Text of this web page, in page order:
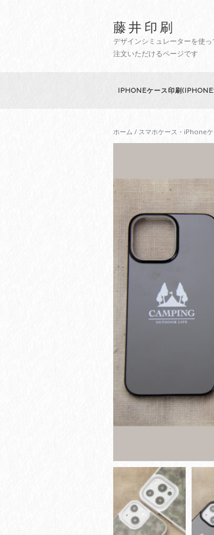
藤井印刷
デザインシミュレーターを使っ
注文いただけるページです
IPHONEケース印刷
ホーム / スマホケース・iPhone